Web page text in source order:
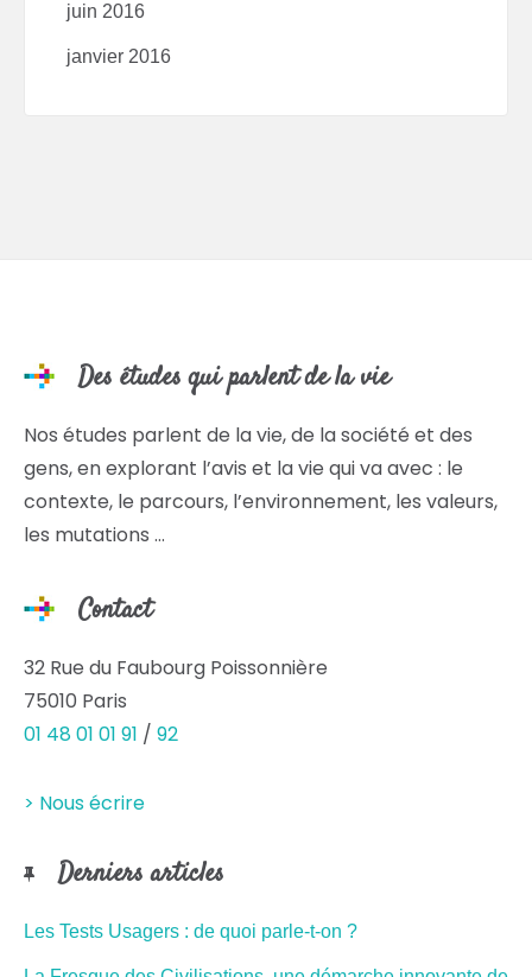
juin 2016
janvier 2016
Des études qui parlent de la vie
Nos études parlent de la vie, de la société et des
gens, en explorant l’avis et la vie qui va avec : le
contexte, le parcours, l’environnement, les valeurs,
les mutations …
Contact
32 Rue du Faubourg Poissonnière
75010 Paris
01 48 01 01 91 / 92
> Nous écrire
Derniers articles
Les Tests Usagers : de quoi parle-t-on ?